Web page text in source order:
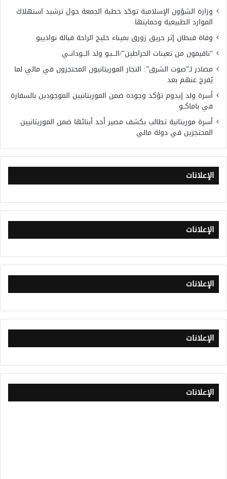
وزارة الشؤون الإسلامية توحّد خطبة الجمعة حول ترشيد استهلاك
الموارد الطبيعية وحمايتها
وفاة قبطان إثر حريق زورق بميناء خليج الراحة قبالة نواذيبو
“ناقيمون من تعينات الحراطين”/الـــبـو ولد الـــودانــي
مصادر لـ”صوت الشرق”: التجار الموريتانيون المحتجزون في مالي لما
يُفرج عنهم بعد
أسرة ولد إيدوم تؤكد وجوده ضمن الموريتانيين الموجودين بالسفارة
في باماكــو
أسرة موريتانية تطالب بكشف مصير أحد أبنائها ضمن الموريتانيين
المحتجزين في دولة مالي
الإعلانات
الإعلانات
الإعلانات
الإعلانات
الإعلانات